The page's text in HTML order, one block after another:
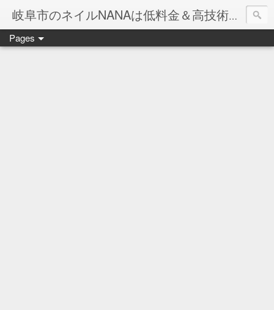
岐阜市のネイルNANAは低料金＆高技術のお店
ネイル岐阜市NANAです♪♪
Pages